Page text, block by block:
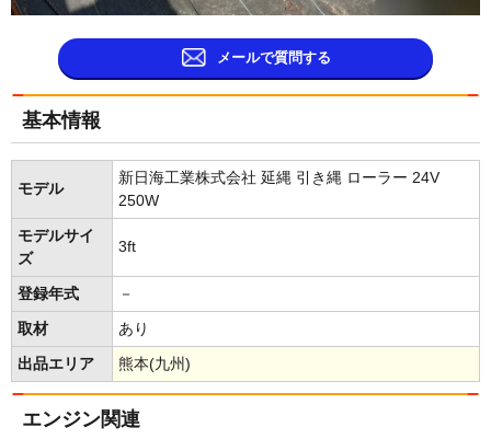
メールで質問する
基本情報
モデル
新日海工業株式会社 延縄 引き縄 ローラー 24V
250W
モデルサイ
ズ
3ft
登録年式 －
取材 あり
出品エリア 熊本(九州)
エンジン関連